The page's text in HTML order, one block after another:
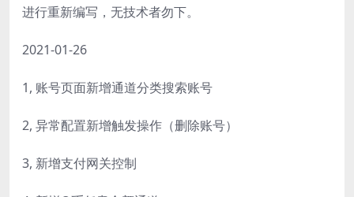
进行重新编写，无技术者勿下。
2021-01-26
1, 账号页面新增通道分类搜索账号
2, 异常配置新增触发操作（删除账号）
3, 新增支付网关控制